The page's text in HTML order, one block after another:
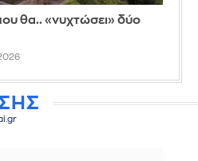
θα.. «νυχτώσει» δύο